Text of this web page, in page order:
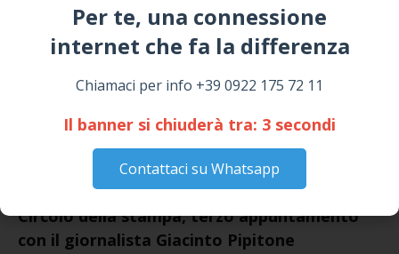
Per te, una connessione
internet che fa la differenza​
Chiamaci per info +39 0922 175 72 11
Il banner si chiuderà tra: 3 secondi
Contattaci su Whatsapp
March 16, 2026
Circolo della stampa, terzo appuntamento
con il giornalista Giacinto Pipitone